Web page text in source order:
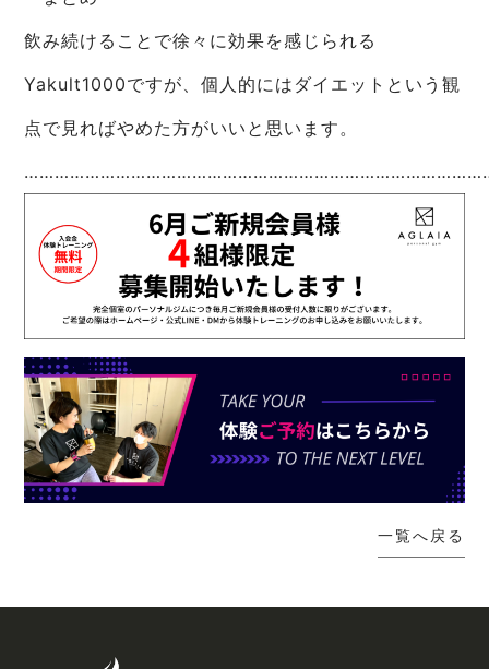
飲み続けることで徐々に効果を感じられる
Yakult1000ですが、個人的にはダイエットという観
点で見ればやめた方がいいと思います。
一覧へ戻る